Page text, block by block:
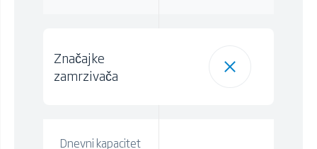
Značajke
zamrzivača
Dnevni kapacitet